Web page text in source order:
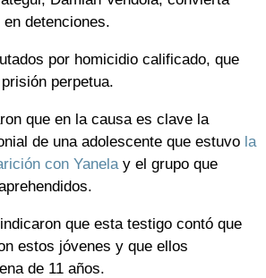
detenciones.
por homicidio calificado, que
perpetua.
que en la causa es clave la
de una adolescente que estuvo la
con Yanelay el grupo que
que esta testigo contó que
estos jóvenes y que ellos
de 11 años.